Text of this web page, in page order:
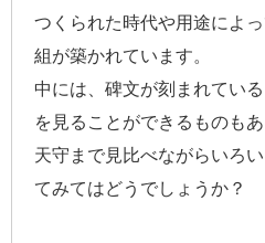
つくられた時代や用途によ
組が築かれています。
中には、碑文が刻まれてい
を見ることができるものもあ
天守まで見比べながらいろ
てみてはどうでしょうか？